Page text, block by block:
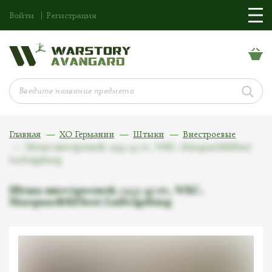
Войти Регистрация
Главная ХО Германии Штыки
Внестроевые
Штык внестроевой, 1933-45 гг., WKC,
Marquardt&Ebert Ludwigsburg